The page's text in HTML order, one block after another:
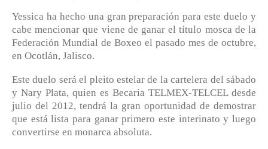
Yessica ha hecho una gran preparación para este duelo y
cabe mencionar que viene de ganar el título mosca de la
Federación Mundial de Boxeo el pasado mes de octubre,
en Ocotlán, Jalisco.
Este duelo será el pleito estelar de la cartelera del sábado
y Nary Plata, quien es Becaria TELMEX-TELCEL desde
julio del 2012, tendrá la gran oportunidad de demostrar
que está lista para ganar primero este interinato y luego
convertirse en monarca absoluta.